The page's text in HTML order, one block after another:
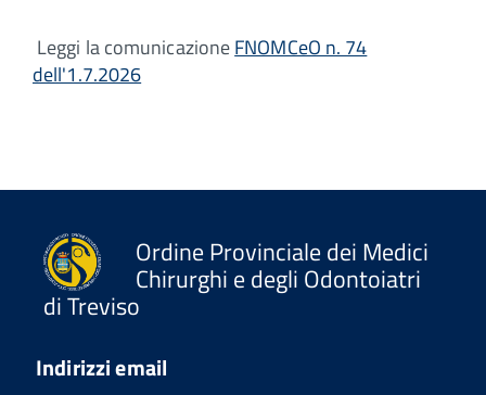
Leggi la comunicazioneFNOMCeO n. 74
dell'1.7.2026
Ordine Provinciale dei Medici
Chirurghi e degli Odontoiatri
di Treviso
Indirizzi email